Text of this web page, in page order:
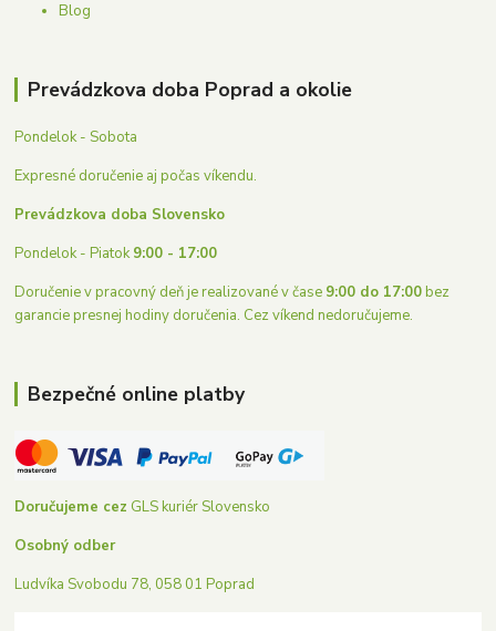
Blog
Prevádzkova doba Poprad a okolie
Pondelok - Sobota
Expresné doručenie aj počas víkendu.
Prevádzkova doba Slovensko
Pondelok - Piatok9:00 - 17:00
Doručenie v pracovný deň je realizované v čase 9:00 do 17:00bez
garancie presnej hodiny doručenia. Cez víkend nedoručujeme.
Bezpečné online platby
Doručujeme cez GLS kuriér Slovensko
Osobný odber
Ludvíka Svobodu 78, 058 01 Poprad